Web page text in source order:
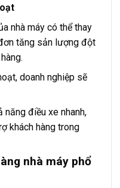
nhà máy có thể thay
tăng sản lượng đột
doanh nghiệp sẽ
điều xe nhanh,
khách hàng trong
nhà máy phổ